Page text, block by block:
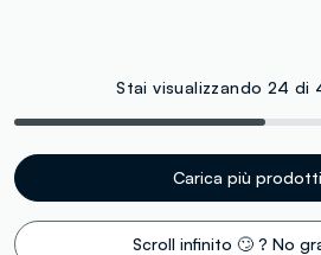
Stai visualizzando 24
Carica più
Scroll infinito 🙄 ? No